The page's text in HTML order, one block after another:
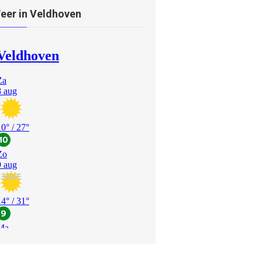
in Veldhoven